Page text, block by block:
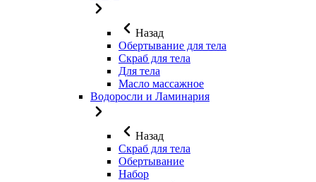
Назад
Обертывание для тела
Скраб для тела
Для тела
Масло массажное
Водоросли и Ламинария
Назад
Скраб для тела
Обертывание
Набор